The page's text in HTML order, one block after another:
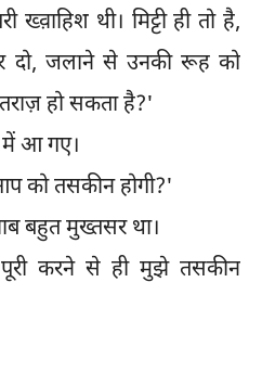
थी। मिट्टी ही तो है,
दो, जलाने से उनकी रूह को
हो सकता है?'
में आ गए।
को तसकीन होगी?'
बहुत मुख्तसर था।
करने से ही मुझे तसकीन